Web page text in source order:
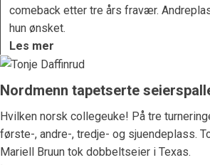
comeback etter tre års fravær.
hun ønsket.
Les mer
Nordmenn tapetserte
Hvilken norsk collegeuke! På tre
første-, andre-, tredje- og sjuendeplass.
Mariell Bruun tok dobbeltseier i Texas.